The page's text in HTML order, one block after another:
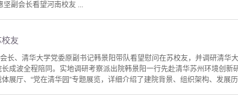
坚副会长看望河南校友 ...
友
长、清华大学党委原副书记韩景阳带队看望慰问在苏校友，并调研清华
成波全程陪同。实地调研考察派出院韩景阳一行先赴清华苏州环境创
展厅、“党在清华园”专题展览，详细介绍了建院背景、组织架构、发展